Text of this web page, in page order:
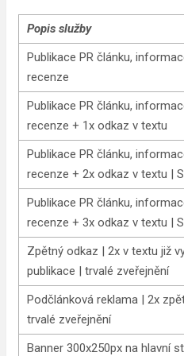
Popis služby
Publikace PR článku,
recenze
Publikace PR článku,
recenze + 1x odkaz v textu
Publikace PR článku,
recenze + 2x odkaz v textu |
Publikace PR článku,
recenze + 3x odkaz v textu |
Zpětný odkaz | 2x v textu již
publikace | trvalé zveřejnění
Podčlánková reklama | 2x
trvalé zveřejnění
Banner 300x250px na hlavní